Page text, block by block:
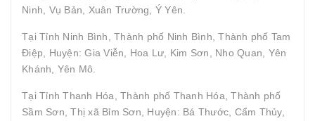
Ninh, Vụ Bản, Xuân Trường, Ý Yên.
Tại Tỉnh Ninh Bình, Thành phố Ninh Bình, Thành phố Tam
Điệp, Huyện: Gia Viễn, Hoa Lư, Kim Sơn, Nho Quan, Yên
Khánh, Yên Mô.
Tại Tỉnh Thanh Hóa, Thành phố Thanh Hóa, Thành phố
Sầm Sơn, Thị xã Bỉm Sơn, Huyện: Bá Thước, Cẩm Thủy,